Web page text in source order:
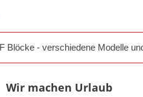
Blöcke - verschiedene Modelle
Wir machen Urlaub